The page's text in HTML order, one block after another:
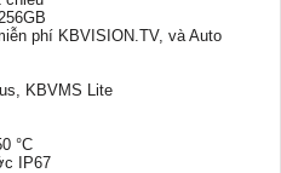
phí KBVISION.TV, và Auto
KBVMS Lite
°C
IP67